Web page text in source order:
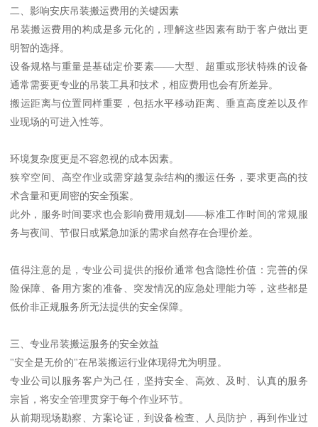
二、影响安庆吊装搬运费用的关键因素
吊装搬运费用的构成是多元化的，理解这些因素有助于客户做出更
明智的选择。
设备规格与重量是基础定价要素——大型、超重或形状特殊的设备
通常需要更专业的吊装工具和技术，相应费用也会有所差异。
搬运距离与位置同样重要，包括水平移动距离、垂直高度差以及作
业现场的可进入性等。
环境复杂度更是不容忽视的成本因素。
狭窄空间、高空作业或需穿越复杂结构的搬运任务，要求更高的技
术含量和更周密的安全预案。
此外，服务时间要求也会影响费用规划——标准工作时间的常规服
务与夜间、节假日或紧急加派的需求自然存在合理价差。
值得注意的是，专业公司提供的报价通常包含隐性价值：完善的保
险保障、备用方案的准备、突发情况的应急处理能力等，这些都是
低价非正规服务所无法提供的安全保障。
三、专业吊装搬运服务的安全效益
"安全是无价的"在吊装搬运行业体现得尤为明显。
专业公司以服务客户为己任，坚持安全、高效、及时、认真的服务
宗旨，将安全管理贯穿于每个作业环节。
从前期现场勘察、方案论证，到设备检查、人员防护，再到作业过